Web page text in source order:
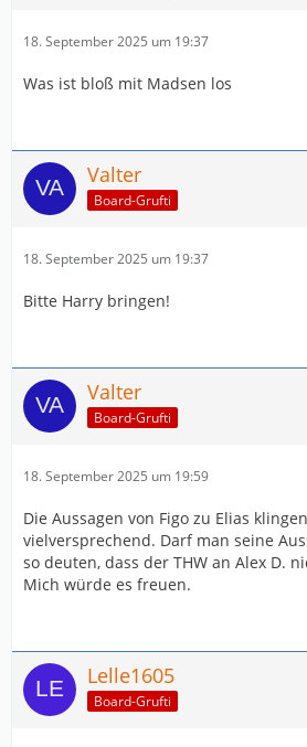
18. September 2025 um 19:37
Was ist bloß mit Madsen los
Valter
Board-Grufti
18. September 2025 um 19:37
Bitte Harry bringen!
Valter
Board-Grufti
18. September 2025 um 19:59
Die Aussagen von Figo zu Elias
vielversprechend. Darf man seine
so deuten, dass der THW an Alex D.
Mich würde es freuen.
Lelle1605
Board-Grufti